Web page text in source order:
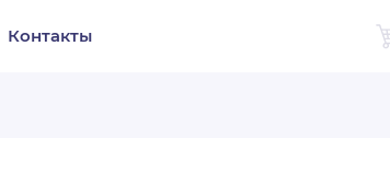
Контакты